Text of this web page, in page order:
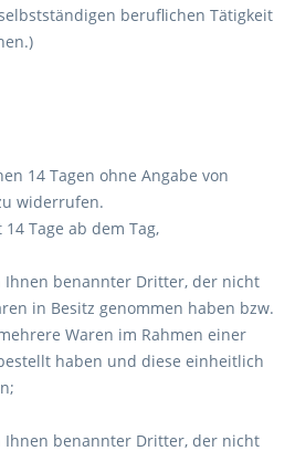
beruflichen Tätigkeit
14 Tagen ohne Angabe von
widerrufen.
Tage ab dem Tag,
Ihnen benannter Dritter, der nicht
in Besitz genommen haben bzw.
Waren im Rahmen einer
haben und diese einheitlich
;
Ihnen benannter Dritter, der nicht